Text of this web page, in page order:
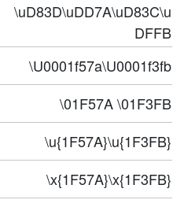
\uD83D\uDD7A\uD83C\u
DFFB
\U0001f57a\U0001f3fb
\01F57A \01F3FB
\u{1F57A}\u{1F3FB}
\x{1F57A}\x{1F3FB}